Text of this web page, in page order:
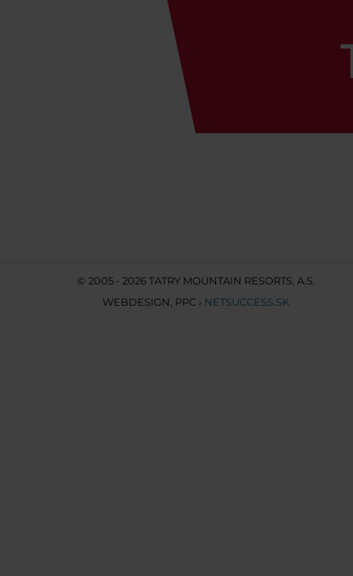
© 2005 - 2026 TATRY MOUNTAIN RESORTS, A.S.
WEBDESIGN PPC › NETSUCCESS.SK